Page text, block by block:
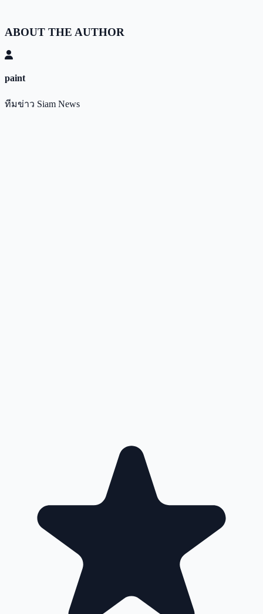
ABOUT THE AUTHOR
paint
ทีมข่าว Siam News